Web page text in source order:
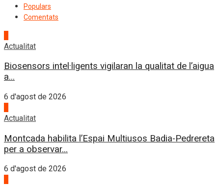
Populars
Comentats
Actualitat
Biosensors intel·ligents vigilaran la qualitat de l’aigua
a...
6 d'agost de 2026
Actualitat
Montcada habilita l’Espai Multiusos Badia-Pedrereta
per a observar...
6 d'agost de 2026